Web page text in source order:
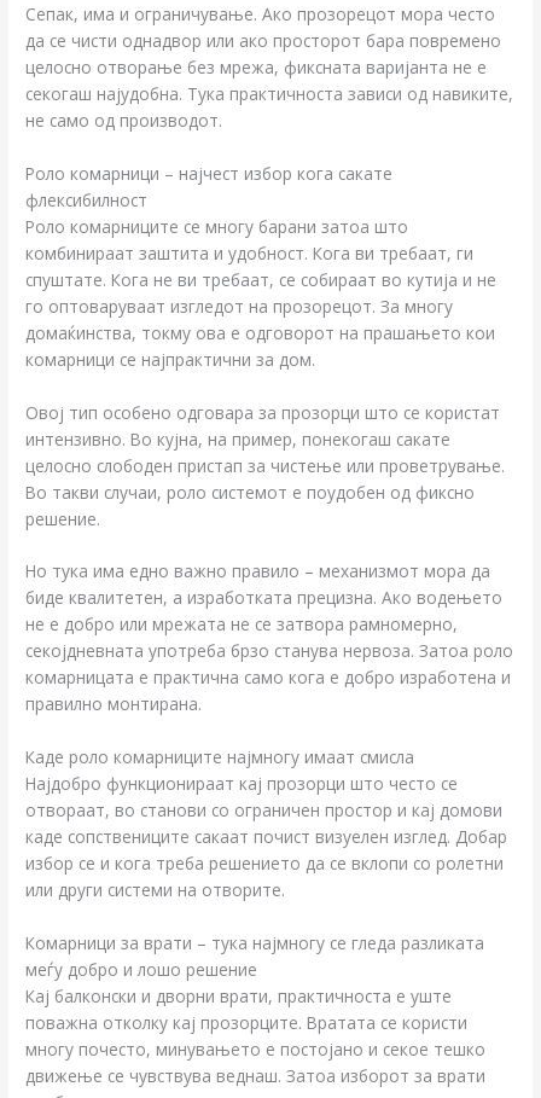
Сепак, има и ограничување. Ако прозорецот мора често
да се чисти однадвор или ако просторот бара повремено
целосно отворање без мрежа, фиксната варијанта не е
секогаш најудобна. Тука практичноста зависи од навиките,
не само од производот.
Роло комарници – најчест избор кога сакате
флексибилност
Роло комарниците се многу барани затоа што
комбинираат заштита и удобност. Кога ви требаат, ги
спуштате. Кога не ви требаат, се собираат во кутија и не
го оптоваруваат изгледот на прозорецот. За многу
домаќинства, токму ова е одговорот на прашањето кои
комарници се најпрактични за дом.
Овој тип особено одговара за прозорци што се користат
интензивно. Во кујна, на пример, понекогаш сакате
целосно слободен пристап за чистење или проветрување.
Во такви случаи, роло системот е поудобен од фиксно
решение.
Но тука има едно важно правило – механизмот мора да
биде квалитетен, а изработката прецизна. Ако водењето
не е добро или мрежата не се затвора рамномерно,
секојдневната употреба брзо станува нервоза. Затоа роло
комарницата е практична само кога е добро изработена и
правилно монтирана.
Каде роло комарниците најмногу имаат смисла
Најдобро функционираат кај прозорци што често се
отвораат, во станови со ограничен простор и кај домови
каде сопствениците сакаат почист визуелен изглед. Добар
избор се и кога треба решението да се вклопи со ролетни
или други системи на отворите.
Комарници за врати – тука најмногу се гледа разликата
меѓу добро и лошо решение
Кај балконски и дворни врати, практичноста е уште
поважна отколку кај прозорците. Вратата се користи
многу почесто, минувањето е постојано и секое тешко
движење се чувствува веднаш. Затоа изборот за врати